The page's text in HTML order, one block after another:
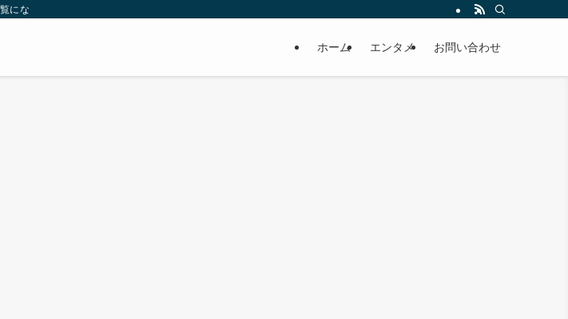
になっていってください。
ホーム エンタメ お問い合わせ